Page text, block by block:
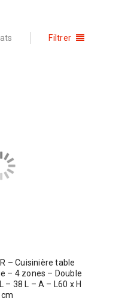
Filtrer
– Cuisinière table
– 4 zones – Double
38 L – A – L60 x H